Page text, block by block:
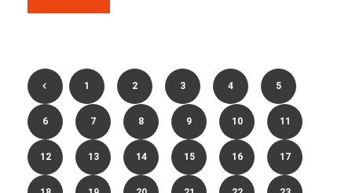
1 2 3 4 5
6 7 8 9 10 11
12 13 14 15 16 17